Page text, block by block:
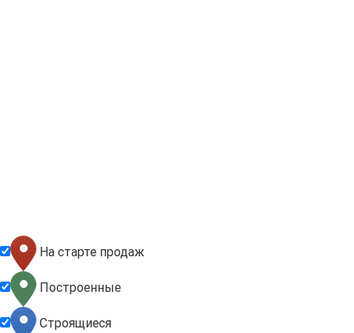
На старте продаж
Построенные
Строящиеся